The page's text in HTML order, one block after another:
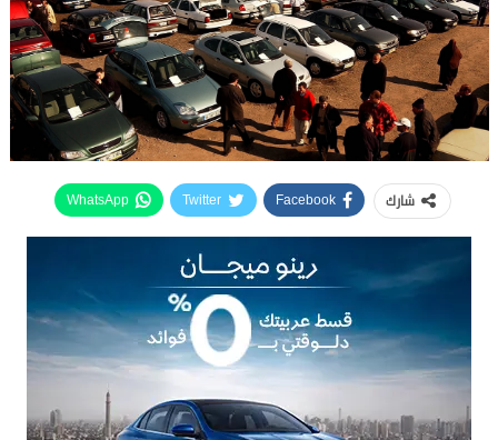
شارك Facebook
Twitter
WhatsApp